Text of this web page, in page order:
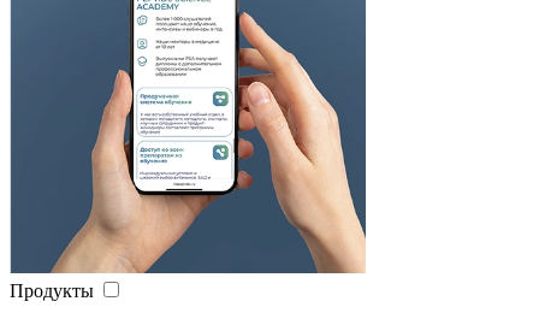
Продукты